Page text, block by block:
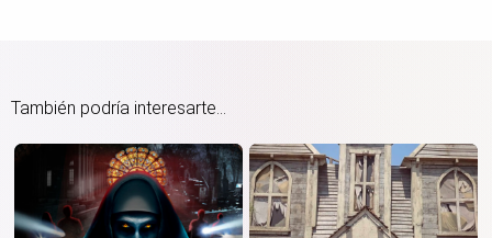
También podría interesarte...